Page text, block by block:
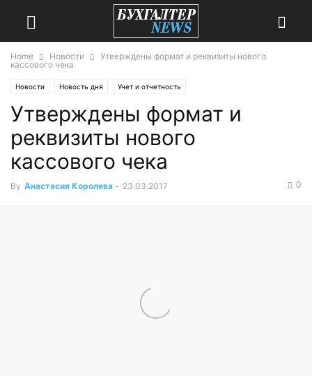
Home Новости
Утверждены формат и реквизиты нового
кассового чека
Новости Новость дня Учет и отчетность
Утверждены формат и
реквизиты нового
кассового чека
By Анастасия Королева - 23.03.2017 0